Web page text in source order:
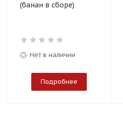
(банан в сборе)
Нет в наличии
Подробнее